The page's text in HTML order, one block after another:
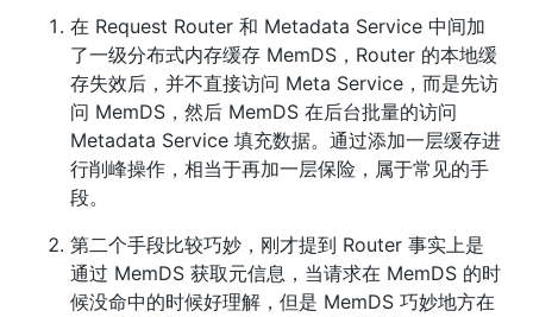
在 Request Router 和 Metadata Service 中间加
了一级分布式内存缓存 MemDS，Router 的本地缓
存失效后，并不直接访问 Meta Service，而是先访
问 MemDS，然后 MemDS 在后台批量的访问
Metadata Service 填充数据。通过添加一层缓存进
行削峰操作，相当于再加一层保险，属于常见的手
段。
第二个手段比较巧妙，刚才提到 Router 事实上是
通过 MemDS 获取元信息，当请求在 MemDS 的时
候没命中的时候好理解，但是 MemDS 巧妙地方在